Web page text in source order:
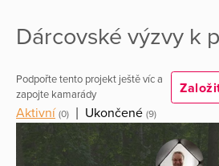
Dárcovské výzvy k
Podpořte tento projekt ještě víc a
zapojte kamarády
Aktivní (0) | Ukončené (9)